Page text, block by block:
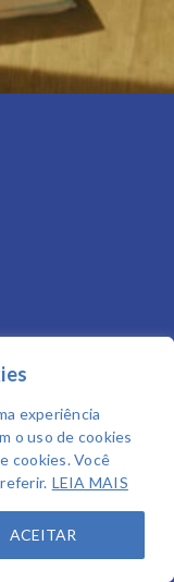
experiência
o uso de cookies
cookies. Você
LEIA MAIS
ACEITAR